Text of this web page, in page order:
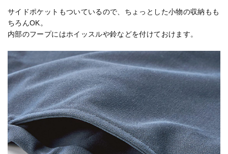
サイドポケットもついているので、ちょっとした小物の収納もも
ちろんOK。
内部のフープにはホイッスルや鈴などを付けておけます。